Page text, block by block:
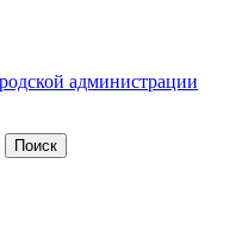
администрации
Поиск